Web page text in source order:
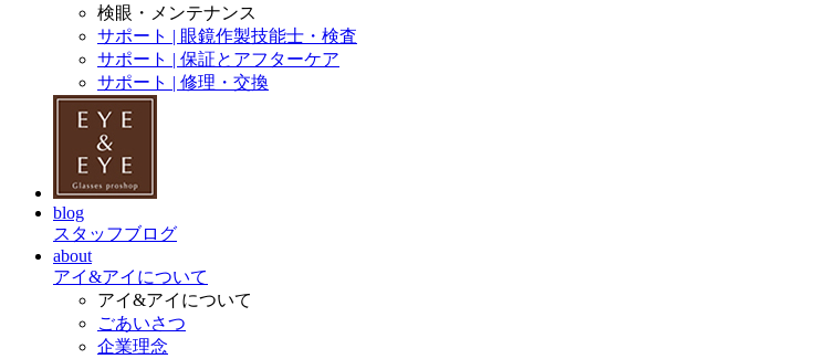
検眼・メンテナンス
サポート | 眼鏡作製技能士・検査
サポート | 保証とアフターケア
サポート | 修理・交換
blog
スタッフブログ
about
アイ&アイについて
アイ&アイについて
ごあいさつ
企業理念